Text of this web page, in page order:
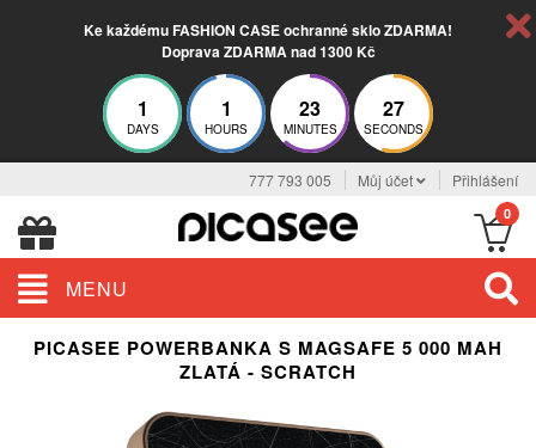
Ke každému FASHION CASE ochranné sklo ZDARMA!
Doprava ZDARMA nad 1300 Kč
1
DAYS
1
HOURS
23
MINUTES
26
SECONDS
777 793 005 Můj účet Přihlášení
0
MENU
PICASEE POWERBANKA S MAGSAFE 5 000 MAH
ZLATÁ - SCRATCH